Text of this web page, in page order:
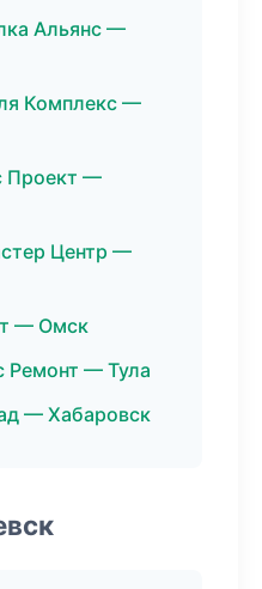
Альянс —
Комплекс —
Проект —
Центр —
— Омск
Ремонт — Тула
— Хабаровск